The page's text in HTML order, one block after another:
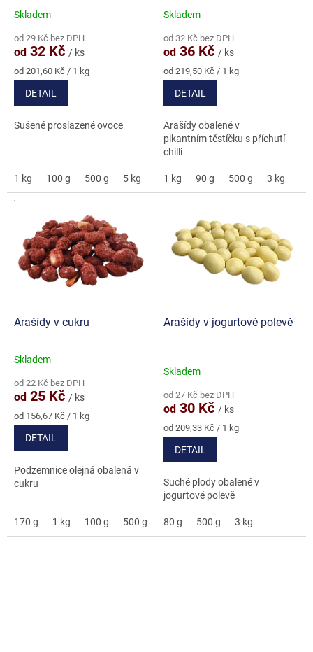
Průměrné
produktu
je
4,6
z
hvězdiček.
Skladem
od 29 Kč bez DPH
od 32 Kč / ks
Měrná
cena:
od 201,60 Kč / 1 kg
DETAIL
Sušené proslazené ovoce
1 kg 100 g 500 g 5 kg
Průměrné
produktu
je
4,0
z
hvězdiček.
Skladem
od 32 Kč bez DPH
od 36 Kč / ks
Měrná
cena:
od 219,50 Kč / 1 kg
DETAIL
Arašídy obalené v
pikantním těstíčku s příchutí
chilli
1 kg 90 g 500 g 3 kg
Arašídy v cukru
Průměrné
produktu
je
4,9
z
Skladem
od 22 Kč bez DPH
od 25 Kč / ks
Měrná
cena:
od 156,67 Kč / 1 kg
DETAIL
Podzemnice olejná obalená v
cukru
170 g 1 kg 100 g 500 g 3 kg
Arašídy v jogurtové polevě
Skladem
od 27 Kč bez DPH
od 30 Kč / ks
Měrná
cena:
od 209,33 Kč / 1 kg
DETAIL
Suché plody obalené v
jogurtové polevě
80 g 500 g 3 kg